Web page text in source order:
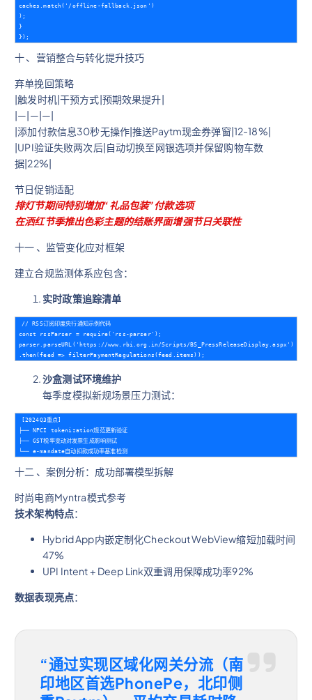
caches.match('/offline-fallback.json')
);
}
十 、营销整合与转化提升技巧
弃单挽回策略
|触发时机|干预方式|预期效果提升|
|—|—|—|
|添加付款信息30秒无操作|推送Paytm现金券弹窗|12-18%|
|UPI验证失败两次后|自动切换至网银选项并保留购物车数
据|22%|
节日促销适配
排灯节期间特别增加“礼品包装”付款选项
在洒红节季推出色彩主题的结账界面增强节日关联性
十一 、监管变化应对框架
建立合规监测体系应包含：
实时政策追踪清单
// RSS订阅印度央行通知示例代码
const rssParser = require('rss-parser');
parser.parseURL('https://www.rbi.org.in/Scripts/BS_PressReleaseDisplay.aspx')
沙盒测试环境维护
每季度模拟新规场景压力测试：
[2024Q3重点]
├── NPCI tokenization规范更新验证
├── GST税率变动对发票生成影响测试
十二 、案例分析：成功部署模型拆解
时尚电商Myntra模式参考
技术架构特点：
Hybrid App内嵌定制化Checkout WebView缩短加载时间
47%
UPI Intent + Deep Link双重调用保障成功率92%
数据表现亮点：
“通过实现区域化网关分流（南
印地区首选PhonePe，北印侧